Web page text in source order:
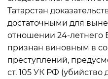
Татарстан
достаточными для
отношении 24-летнего
признан виновным в
преступлений,
ст. 105 УК РФ (убийство